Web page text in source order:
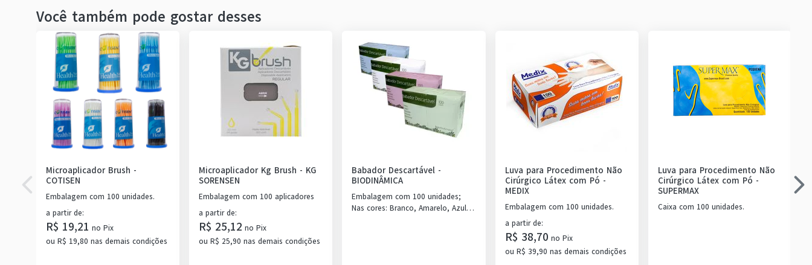
Você também pode gostar desses
Microaplicador Brush -
COTISEN
Embalagem com 100 unidades.
a partir de:
R$ 19,21 no Pix
ou R$ 19,80 nas demais condições
Microaplicador Kg Brush - KG
SORENSEN
Embalagem com 100 aplicadores
a partir de:
R$ 25,12 noPix
ouR$ 25,90 nas demais condições
Babador Descartável -
BIODINÂMICA
Embalagem com 100 unidades;
Nas cores: Branco, Amarelo, Azul,
Luva para Procedimento Não
Cirúrgico Látex com Pó -
MEDIX
Embalagem com 100 unidades.
a partir de:
R$ 38,70 no Pix
ou R$ 39,90 nas demais condições
Luva para Procedimento Não
Cirúrgico Látex com Pó -
SUPERMAX
Caixa com 100 unidades.